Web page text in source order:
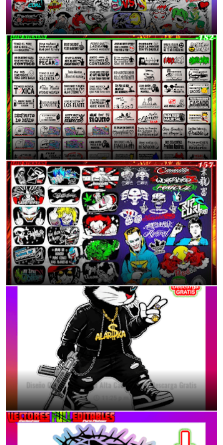
DESCARGA TOTALMENTE GRATIS
6:55 p.m.
Mas de 70 Modelo de Frases/Calcas para tu Moto o auto
11:38 p.m.
Calcomanías Tuning para Mototaxis: Dale Vida a tu Vehículo
11:40 p.m.
Diseño Conejo Urbano en Alta Calidad PNG Descarga Gratis
11:25 p.m.